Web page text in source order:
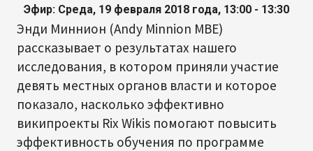
Эфир: Среда, 19 февраля 2018 года, 13:00 - 13:30
Энди Миннион (Andy Minnion MBE)
рассказывает о результатах нашего
исследования, в котором приняли участие
девять местных органов власти и которое
показало, насколько эффективно
википроекты Rix Wikis помогают повысить
эффективность обучения по программе